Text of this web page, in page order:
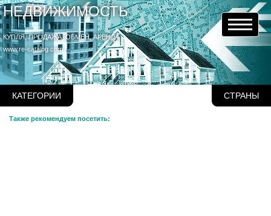
НЕДВИЖИМОСТЬ
КУПЛЯ, ПРОДАЖА, ОБМЕН, АРЕНДА
www.re-catalog.com
КАТЕГОРИИ СТРАНЫ
Также рекомендуем посетить: